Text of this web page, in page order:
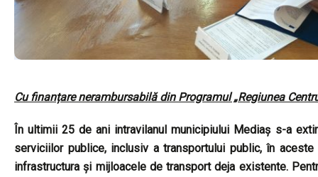
Cu finanțare nerambursabilă din Programul „Regiunea
În ultimii 25 de ani intravilanul municipiului Mediaș s-a
serviciilor publice, inclusiv a transportului public, în
infrastructura și mijloacele de transport deja existente.